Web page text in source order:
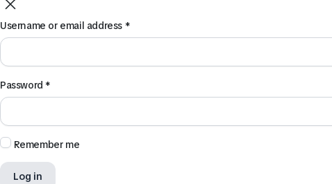
Username or email address *
Password *
Remember me
Log in